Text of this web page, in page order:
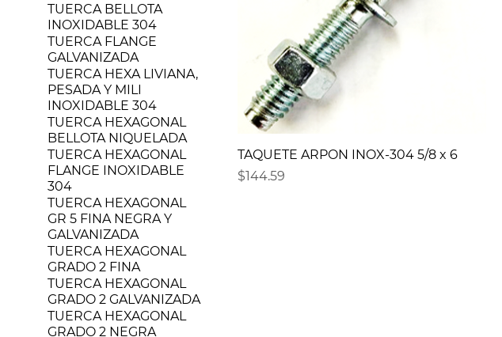
TUERCA BELLOTA
INOXIDABLE 304
TUERCA FLANGE
GALVANIZADA
TUERCA HEXA LIVIANA,
PESADA Y MILI
INOXIDABLE 304
TUERCA HEXAGONAL
BELLOTA NIQUELADA
TUERCA HEXAGONAL
FLANGE INOXIDABLE
304
TUERCA HEXAGONAL
GR 5 FINA NEGRA Y
GALVANIZADA
TUERCA HEXAGONAL
GRADO 2 FINA
TUERCA HEXAGONAL
GRADO 2 GALVANIZADA
TUERCA HEXAGONAL
GRADO 2 NEGRA
TAQUETE ARPON INOX-304 5/8 x 6
Precio
$144.59